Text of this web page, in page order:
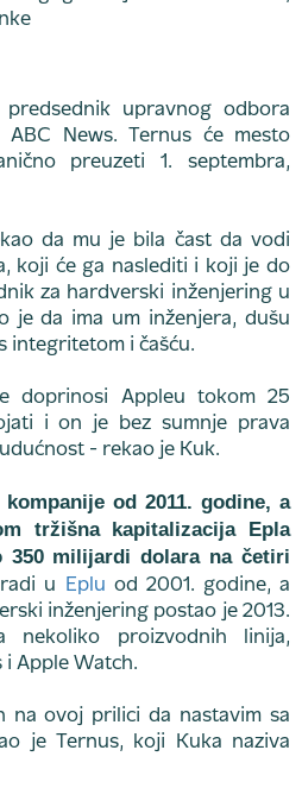
upravnog odbora
ABC News. Ternus će mesto
preuzeti 1. septembra,
da mu je bila čast da vodi
koji će ga naslediti i koji je do
za hardverski inženjering u
je da ima um inženjera, dušu
integritetom i čašću.
doprinosi Appleu tokom 25
i on je bez sumnje prava
- rekao je Kuk.
od 2011. godine, a
tržišna kapitalizacija Epla
350 milijardi dolara na četiri
u Eplu od 2001. godine, a
inženjering postao je 2013.
proizvodnih linija,
i Apple Watch.
na ovoj prilici da nastavim sa
je Ternus, koji Kuka naziva